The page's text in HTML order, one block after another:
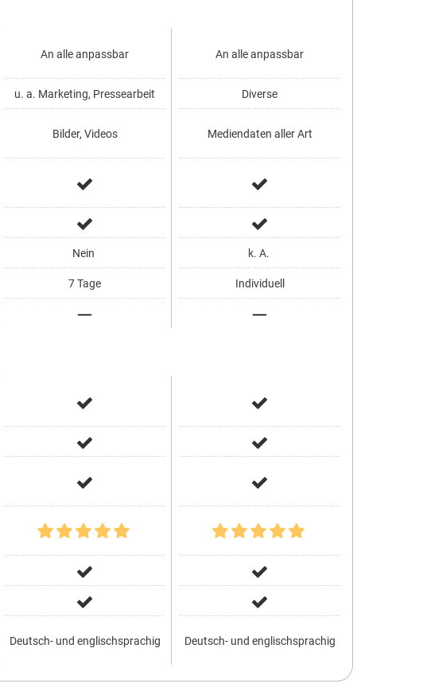
An alle anpassbar
u. a. Marketing, Pressearbeit
Bilder, Videos
Nein
7 Tage
Deutsch- und englischsprachig
An alle anpassbar
Diverse
Mediendaten aller Art
k. A.
Individuell
Deutsch- und englischsprachig